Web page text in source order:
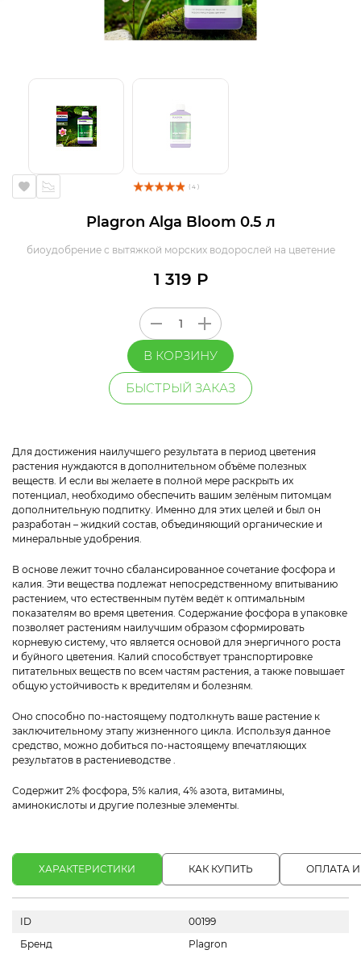
( 4 )
Plagron Alga Bloom 0.5 л
биоудобрение с вытяжкой морских водорослей на цветение
1 319 Р
В КОРЗИНУ
БЫСТРЫЙ ЗАКАЗ
Для достижения наилучшего результата в период цветения
растения нуждаются в дополнительном объёме полезных
веществ. И если вы желаете в полной мере раскрыть их
потенциал, необходимо обеспечить вашим зелёным питомцам
дополнительную подпитку. Именно для этих целей и был он
разработан – жидкий состав, объединяющий органические и
минеральные удобрения.
В основе лежит точно сбалансированное сочетание фосфора и
калия. Эти вещества подлежат непосредственному впитыванию
растением, что естественным путём ведёт к оптимальным
показателям во время цветения. Содержание фосфора в упаковке
позволяет растениям наилучшим образом сформировать
корневую систему, что является основой для энергичного роста
и буйного цветения. Калий способствует транспортировке
питательных веществ по всем частям растения, а также повышает
общую устойчивость к вредителям и болезням.
Оно способно по-настоящему подтолкнуть ваше растение к
заключительному этапу жизненного цикла. Используя данное
средство, можно добиться по-настоящему впечатляющих
результатов в растениеводстве .
Содержит 2% фосфора, 5% калия, 4% азота, витамины,
аминокислоты и другие полезные элементы.
ХАРАКТЕРИСТИКИ КАК КУПИТЬ ОПЛАТА
ID
00199
Бренд
Plagron